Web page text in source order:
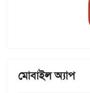
মোবাইল অ্যাপ